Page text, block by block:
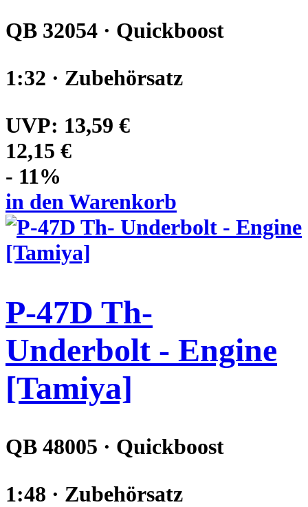
QB 32054 · Quickboost
1:32 · Zubehörsatz
UVP: 13,59 €
12,15 €
- 11%
in den Warenkorb
P-47D Th-
Underbolt - Engine
[Tamiya]
QB 48005 · Quickboost
1:48 · Zubehörsatz